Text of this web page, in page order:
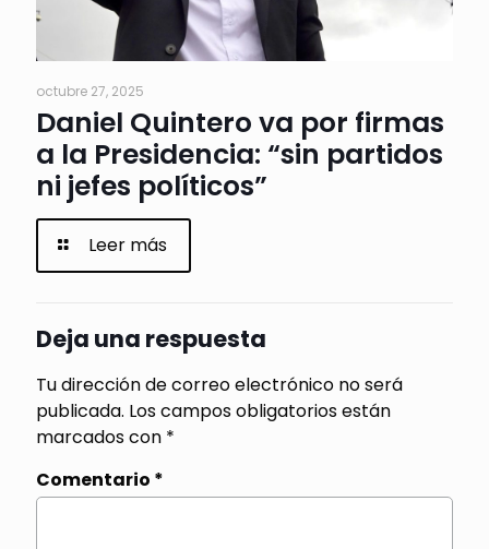
octubre 27, 2025
Daniel Quintero va por firmas
a la Presidencia: “sin partidos
ni jefes políticos”
Leer más
Deja una respuesta
Tu dirección de correo electrónico no será
publicada. Los campos obligatorios están
marcados con *
Comentario *